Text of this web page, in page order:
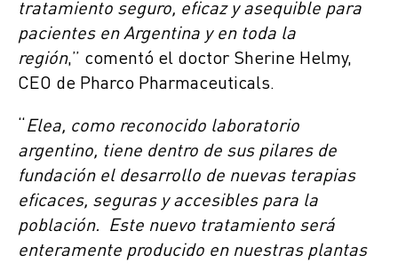
tratamiento seguro, eficaz y asequible para
pacientes en Argentina y en toda la
región,” comentó el doctor Sherine Helmy,
CEO de Pharco Pharmaceuticals.
Elea, como reconocido laboratorio
argentino, tiene dentro de sus pilares de
fundación el desarrollo de nuevas terapias
eficaces, seguras y accesibles para la
población. Este nuevo tratamiento será
enteramente producido en nuestras plantas